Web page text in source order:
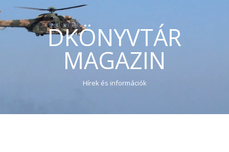
DKÖNYVTÁR
MAGAZIN
Hírek és információk